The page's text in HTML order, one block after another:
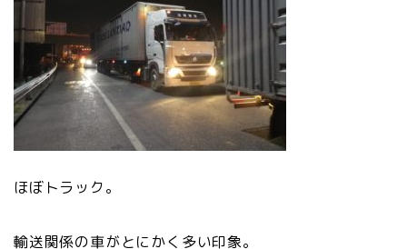
ほぼトラック。
輸送関係の車がとにかく多い印象。